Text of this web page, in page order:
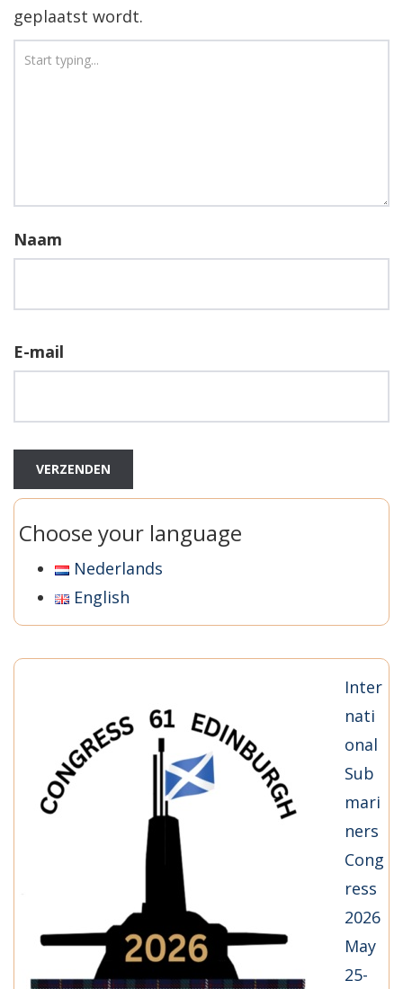
geplaatst wordt.
Naam
E-mail
Choose your language
Nederlands
English
Inter
nati
onal
Sub
mari
ners
Cong
ress
2026
May
25-